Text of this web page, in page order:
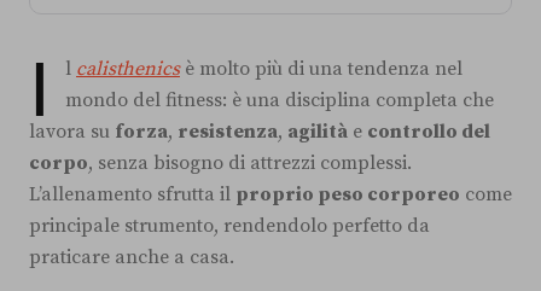
I l calisthenicsè molto più di una tendenza nel
mondo del fitness: è una disciplina completa che
lavora su forza, resistenza, agilità e controllo del
corpo, senza bisogno di attrezzi complessi.
L’allenamento sfrutta il proprio peso corporeo come
principale strumento, rendendolo perfetto da
praticare anche a casa.